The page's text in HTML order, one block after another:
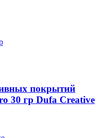
покрытий
30 гр Dufa Creative